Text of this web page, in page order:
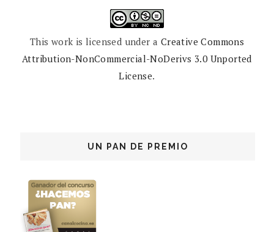
This work is licensed under a Creative Commons
Attribution-NonCommercial-NoDerivs 3.0 Unported
License.
UN PAN DE PREMIO